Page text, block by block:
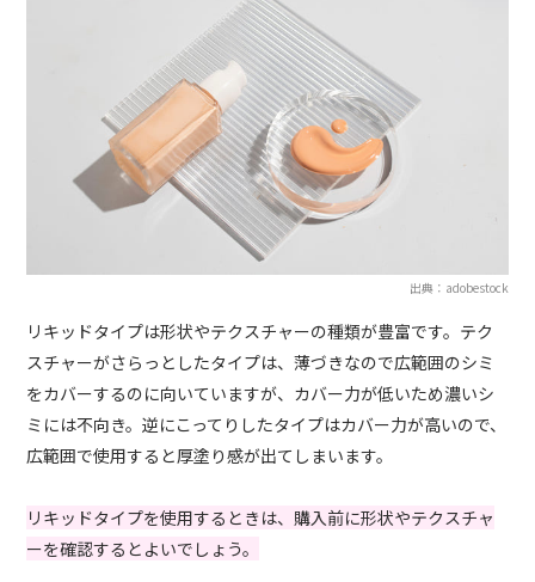
出典：adobestock
リキッドタイプは形状やテクスチャーの種類が豊富です。テク
スチャーがさらっとしたタイプは、薄づきなので広範囲のシミ
をカバーするのに向いていますが、カバー力が低いため濃いシ
ミには不向き。逆にこってりしたタイプはカバー力が高いので、
広範囲で使用すると厚塗り感が出てしまいます。
リキッドタイプを使用するときは、購入前に形状やテクスチャ
ーを確認するとよいでしょう。